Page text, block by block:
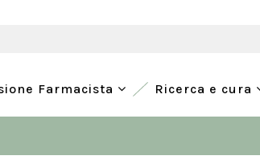
Farmacista Ricerca e cura